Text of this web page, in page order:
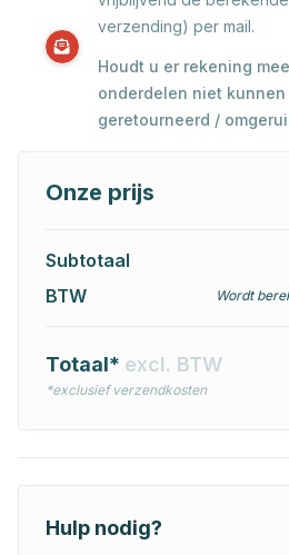
verzending) per mail.
Houdt u er rekening
onderdelen niet kunnen
geretourneerd /
Onze prijs
Subtotaal
BTW
Wordt
Totaal* excl. BTW
*exclusief verzendkosten
Hulp nodig?